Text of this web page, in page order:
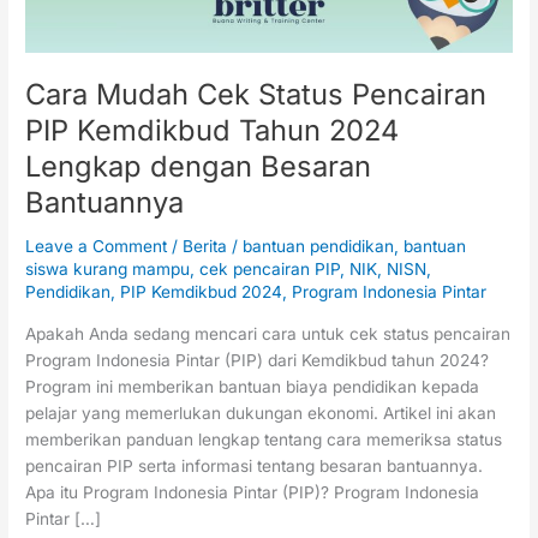
Cara Mudah Cek Status Pencairan
PIP Kemdikbud Tahun 2024
Lengkap dengan Besaran
Bantuannya
Leave a Comment / Berita / bantuan pendidikan, bantuan
siswa kurang mampu,cek pencairan PIP, NIK, NISN,
Pendidikan, PIP Kemdikbud 2024, Program Indonesia Pintar
Apakah Anda sedang mencari cara untuk cek status pencairan
Program Indonesia Pintar (PIP) dari Kemdikbud tahun 2024?
Program ini memberikan bantuan biaya pendidikan kepada
pelajar yang memerlukan dukungan ekonomi. Artikel ini akan
memberikan panduan lengkap tentang cara memeriksa status
pencairan PIP serta informasi tentang besaran bantuannya.
Apa itu Program Indonesia Pintar (PIP)? Program Indonesia
Pintar […]
dengan
Besaran
Bantuannya